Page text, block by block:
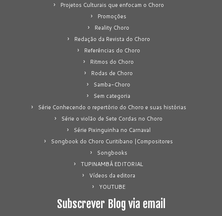
Projetos Culturais que enfocam o Choro
Promoções
Reality Choro
Redação da Revista do Choro
Referências do Choro
Ritmos do Choro
Rodas de Choro
Samba-Choro
Sem categoria
Série Conhecendo o repertório do Choro e suas histórias
Série o violão de Sete Cordas no Choro
Série Pixinguinha no Carnaval
Songbook do Choro Curitibano |Compositores
Songbooks
TUPINAMBÁ EDITORIAL
Vídeos da editora
YOUTUBE
Subscrever Blog via email